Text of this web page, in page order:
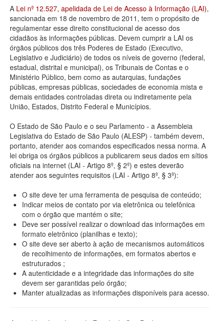
A Lei nº 12.527, apelidada de Lei de Acesso à Informação (LAI),
sancionada em 18 de novembro de 2011, tem o propósito de
regulamentar esse direito constitucional de acesso dos
cidadãos às informações públicas. Devem cumprir a LAI os
órgãos públicos dos três Poderes de Estado (Executivo,
Legislativo e Judiciário) de todos os níveis de governo (federal,
estadual, distrital e municipal), os Tribunais de Contas e o
Ministério Público, bem como as autarquias, fundações
públicas, empresas públicas, sociedades de economia mista e
demais entidades controladas direta ou indiretamente pela
União, Estados, Distrito Federal e Municípios.
O Estado de São Paulo e o seu Parlamento - a Assembleia
Legislativa do Estado de São Paulo (ALESP) - também devem,
portanto, atender aos comandos especificados nessa norma. A
lei obriga os órgãos públicos a publicarem seus dados em sítios
oficiais na internet (LAI - Artigo 8º, § 2º) e estes deverão
atender aos seguintes requisitos (LAI - Artigo 8º, § 3º):
O site deve ter uma ferramenta de pesquisa de conteúdo;
Indicar meios de contato por via eletrônica ou telefônica
com o órgão que mantém o site;
Deve ser possível realizar o download das informações em
formato eletrônico (planilhas e texto);
O site deve ser aberto à ação de mecanismos automáticos
de recolhimento de informações, em formatos abertos e
estruturados ;
A autenticidade e a integridade das informações do site
devem ser garantidas pelo órgão;
Manter atualizadas as informações disponíveis para acesso.